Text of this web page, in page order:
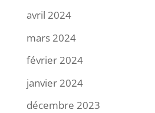
avril 2024
mars 2024
février 2024
janvier 2024
décembre 2023